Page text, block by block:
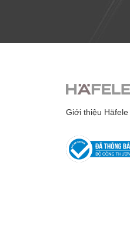
Giới thiệu Häfele